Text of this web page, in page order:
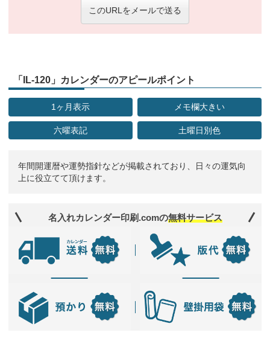
このURLをメールで送る
「IL-120」カレンダーのアピールポイント
1ヶ月表示 メモ欄大きい
六曜表記 土曜日別色
年間開運暦や運勢指針などが掲載されており、日々の運気向
上に役立てて頂けます。
名入れカレンダー印刷.comの無料サービス